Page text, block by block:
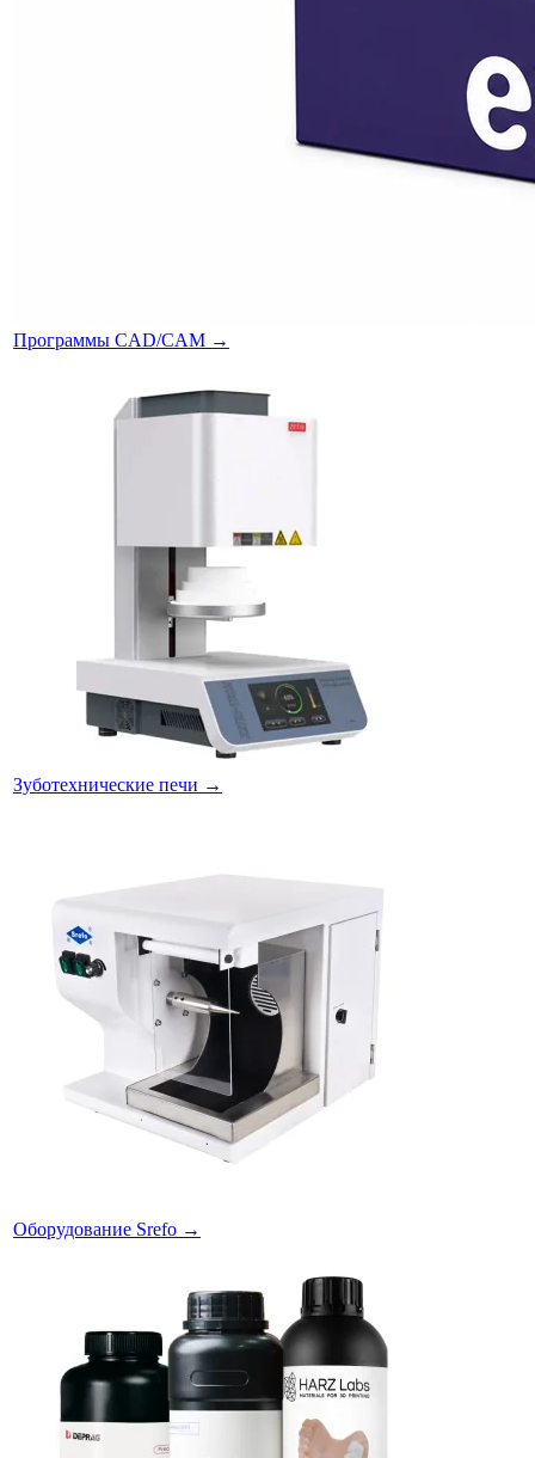
Программы CAD/CAM →
Зуботехнические печи →
Оборудование Srefo →